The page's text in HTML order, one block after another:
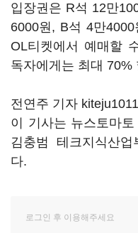
입장권은 R석 12만
6000원, B석 4만
OL티켓에서 예매할
독자에게는 최대 70%
전연주 기자
이 기사는 뉴스토마
김충범 테크지식산업
다.